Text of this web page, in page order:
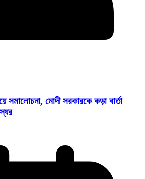
সমালোচনা, মোদী সরকারকে কড়া বার্তা